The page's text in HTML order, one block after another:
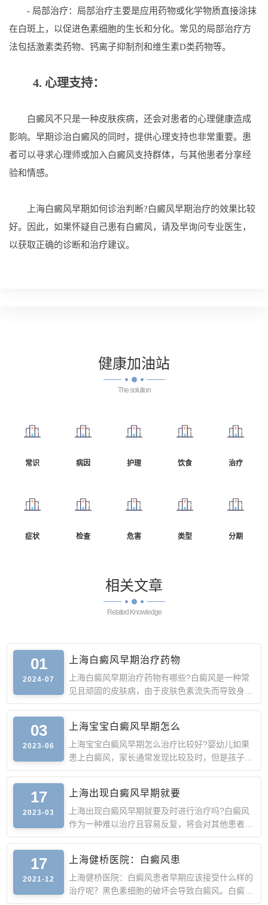
- 局部治疗：局部治疗主要是应用药物或化学物质直接涂抹
在白斑上，以促进色素细胞的生长和分化。常见的局部治疗方
法包括激素类药物、钙离子抑制剂和维生素D类药物等。
4. 心理支持：
白癜风不只是一种皮肤疾病，还会对患者的心理健康造成
影响。早期诊治白癜风的同时，提供心理支持也非常重要。患
者可以寻求心理师或加入白癜风支持群体，与其他患者分享经
验和情感。
上海白癜风早期如何诊治判断?白癜风早期治疗的效果比较
好。因此，如果怀疑自己患有白癜风，请及早询问专业医生，
以获取正确的诊断和治疗建议。
健康加油站
The solution
常识 病因 护理 饮食 治疗
症状 检查 危害 类型 分期
相关文章
Related Knowledge
01
2024-07
上海白癜风早期治疗药物
上海白癜风早期治疗药物有哪些?白癜风是一种常
见且顽固的皮肤病，由于皮肤色素流失而导致身体
出现白斑。白癜风
03
2023-06
上海宝宝白癜风早期怎么
上海宝宝白癜风早期怎么治疗比较好?婴幼儿如果
患上白癜风，家长通常发现比较及时，但是孩子年
纪比较小，很多家
17
2023-03
上海出现白癜风早期就要
上海出现白癜风早期就要及时进行治疗吗?白癜风
作为一种难以治疗且容易反复，将会对其他患者的
生活产生很大的影
17
2021-12
上海健桥医院：白癜风患
上海健桥医院：白癜风患者早期应该接受什么样的
治疗呢？黑色素细胞的破坏会导致白癜风。白癜风